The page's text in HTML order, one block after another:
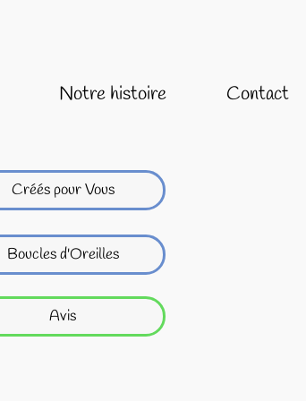
Notre histoire Contact
Créés pour Vous
Boucles d'Oreilles
Avis